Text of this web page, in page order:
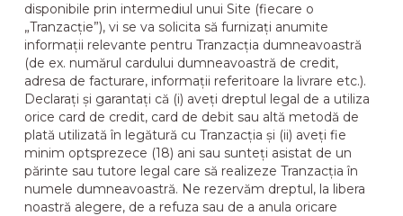
disponibile prin intermediul unui Site (fiecare o
„Tranzacție”), vi se va solicita să furnizați anumite
informații relevante pentru Tranzacția dumneavoastră
(de ex. numărul cardului dumneavoastră de credit,
adresa de facturare, informații referitoare la livrare etc.).
Declarați și garantați că (i) aveți dreptul legal de a utiliza
orice card de credit, card de debit sau altă metodă de
plată utilizată în legătură cu Tranzacția și (ii) aveți fie
minim optsprezece (18) ani sau sunteți asistat de un
părinte sau tutore legal care să realizeze Tranzacția în
numele dumneavoastră. Ne rezervăm dreptul, la libera
noastră alegere, de a refuza sau de a anula oricare